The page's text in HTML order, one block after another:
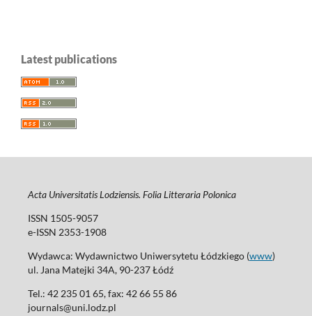
Latest publications
Acta Universitatis Lodziensis. Folia Litteraria Polonica
ISSN 1505-9057
e-ISSN 2353-1908
Wydawca: Wydawnictwo Uniwersytetu Łódzkiego (www)
ul. Jana Matejki 34A, 90-237 Łódź
Tel.: 42 235 01 65, fax: 42 66 55 86
journals@uni.lodz.pl